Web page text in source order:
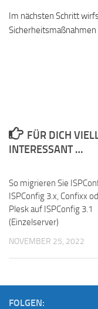
Im nächsten Schritt
FÜR DICH
INTERESSANT …
So migrieren Sie
ISPConfig 3.x, Confixx
Plesk auf ISPConfig 3.1
(Einzelserver)
NOVEMBER 25, 2022
FOLGEN: